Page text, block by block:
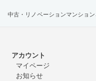
中古・リノベーションマンショ
アカウント
マイページ
お知らせ